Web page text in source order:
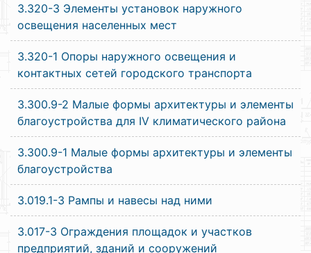
3.320-3 Элементы установок наружного
освещения населенных мест
3.320-1 Опоры наружного освещения и
контактных сетей городского транспорта
3.300.9-2 Малые формы архитектуры и элементы
благоустройства для IV климатического района
3.300.9-1 Малые формы архитектуры и элементы
благоустройства
3.019.1-3 Рампы и навесы над ними
3.017-3 Ограждения площадок и участков
предприятий, зданий и сооружений